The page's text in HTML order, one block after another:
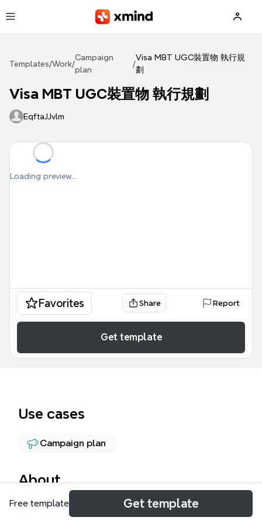
Templates/Work/
Campaign
plan
/
Visa MBT UGC裝置物 執行規
劃
Visa MBT UGC裝置物 執行規劃
EqftaJJvlm
Loading preview...
Favorites Share Report
Get template
Use cases
Campaign plan
About
Visa MBT UGC装置物执行规划是一份针对线下营销活
Free template Get template